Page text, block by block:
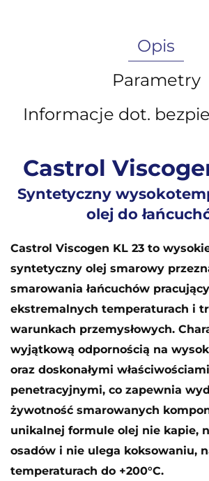
Opis
Parametry
Informacje dot.
Castrol
Syntetyczny
olej do
Castrol Viscogen KL 23 to
syntetyczny olej smarowy
smarowania łańcuchów
ekstremalnych temperaturach i
warunkach przemysłowych.
wyjątkową odpornością na
oraz doskonałymi właściwościami
penetracyjnymi, co zapewnia
żywotność smarowanych
unikalnej formule olej nie kapie,
osadów i nie ulega koksowaniu,
temperaturach do +200°C.